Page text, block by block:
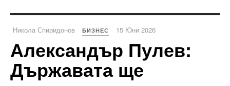
Никола Спиридонов БИЗНЕС 15 Юни 2026
Александър Пулев:
Държавата ще